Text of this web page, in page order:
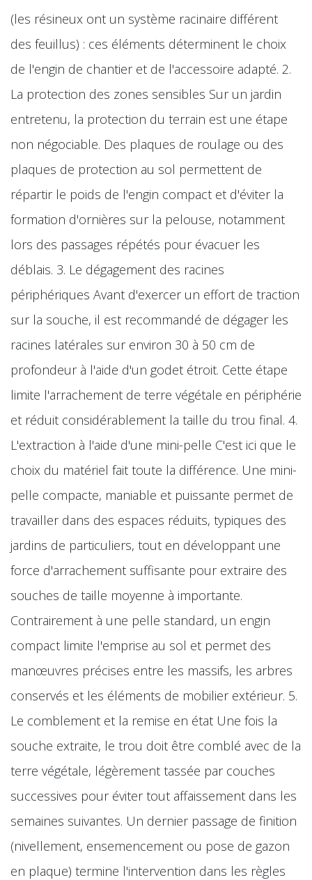
(les résineux ont un système racinaire différent
des feuillus) : ces éléments déterminent le choix
de l'engin de chantier et de l'accessoire adapté. 2.
La protection des zones sensibles Sur un jardin
entretenu, la protection du terrain est une étape
non négociable. Des plaques de roulage ou des
plaques de protection au sol permettent de
répartir le poids de l'engin compact et d'éviter la
formation d'ornières sur la pelouse, notamment
lors des passages répétés pour évacuer les
déblais. 3. Le dégagement des racines
périphériques Avant d'exercer un effort de traction
sur la souche, il est recommandé de dégager les
racines latérales sur environ 30 à 50 cm de
profondeur à l'aide d'un godet étroit. Cette étape
limite l'arrachement de terre végétale en périphérie
et réduit considérablement la taille du trou final. 4.
L'extraction à l'aide d'une mini-pelle C'est ici que le
choix du matériel fait toute la différence. Une mini-
pelle compacte, maniable et puissante permet de
travailler dans des espaces réduits, typiques des
jardins de particuliers, tout en développant une
force d'arrachement suffisante pour extraire des
souches de taille moyenne à importante.
Contrairement à une pelle standard, un engin
compact limite l'emprise au sol et permet des
manœuvres précises entre les massifs, les arbres
conservés et les éléments de mobilier extérieur. 5.
Le comblement et la remise en état Une fois la
souche extraite, le trou doit être comblé avec de la
terre végétale, légèrement tassée par couches
successives pour éviter tout affaissement dans les
semaines suivantes. Un dernier passage de finition
(nivellement, ensemencement ou pose de gazon
en plaque) termine l'intervention dans les règles